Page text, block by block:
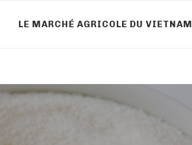
LE MARCHÉ AGRICOLE DU VIETNAM